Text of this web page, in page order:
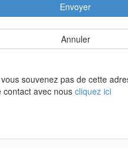
Envoyer
Annuler
souvenez pas de cette
contact avec nous cliquez ici